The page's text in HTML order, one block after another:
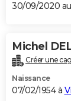
30/09/2020 au
Michel
Créer une
Naissance
07/02/1954 à